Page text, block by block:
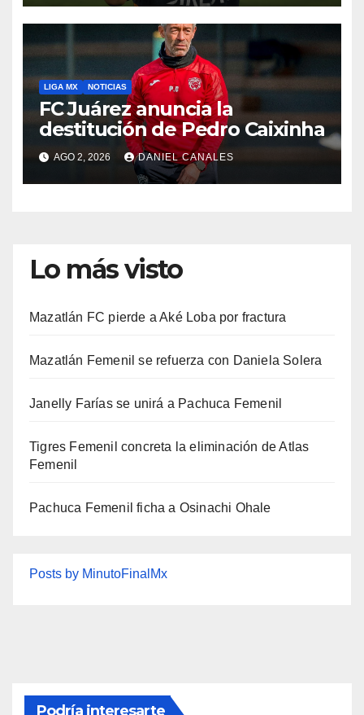
LIGA MX NOTICIAS
FC Juárez anuncia la
destitución de Pedro Caixinha
AGO 2, 2026 DANIEL CANALES
Lo más visto
Mazatlán FC pierde a Aké Loba por fractura
Mazatlán Femenil se refuerza con Daniela Solera
Janelly Farías se unirá a Pachuca Femenil
Tigres Femenil concreta la eliminación de Atlas
Femenil
Pachuca Femenil ficha a Osinachi Ohale
Posts by MinutoFinalMx
Podría interesarte